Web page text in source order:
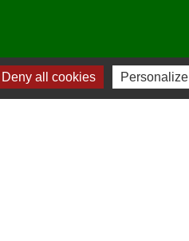
Deny all cookies Personalize